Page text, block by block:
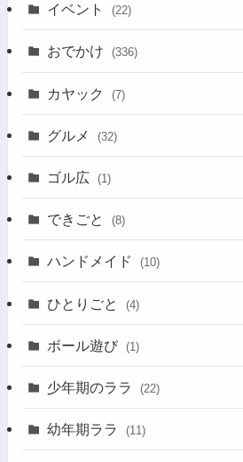
イベント (22)
おでかけ (336)
カヤック (7)
グルメ (32)
ゴル広 (1)
できごと (8)
ハンドメイド (10)
ひとりごと (4)
ボール遊び (1)
少年期のララ (22)
幼年期ララ (11)